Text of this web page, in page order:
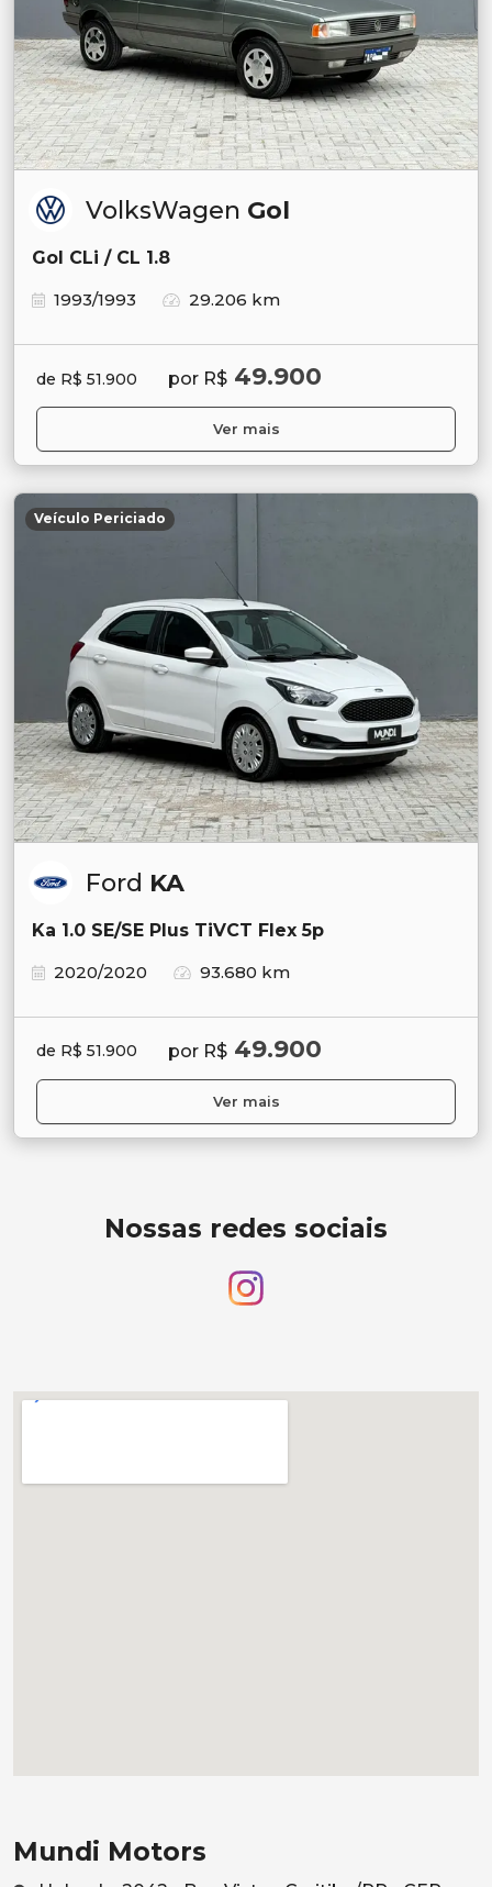
VolksWagen Gol
Gol CLi / CL 1.8
1993/1993
29.206 km
de R$ 51.900 por R$ 49.900
Ver mais
Veículo Periciado
Ford KA
Ka 1.0 SE/SE Plus TiVCT Flex 5p
2020/2020
93.680 km
de R$ 51.900 por R$ 49.900
Ver mais
Nossas redes sociais
Mundi Motors